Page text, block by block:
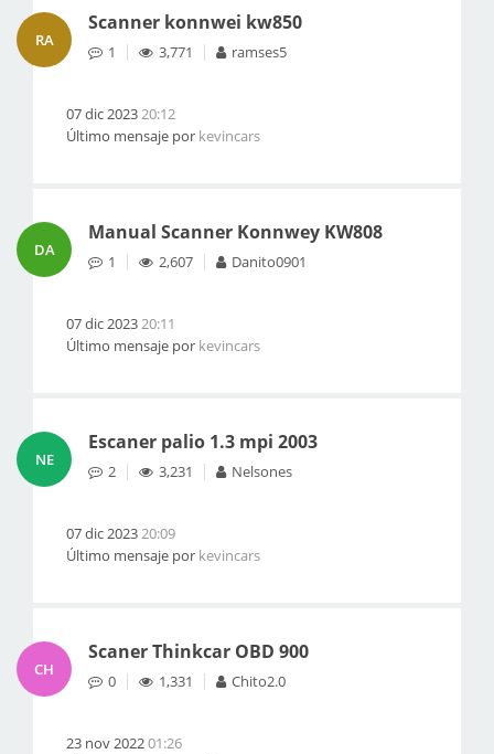
RA
Scanner konnwei kw850
1 3,771 ramses5
07 dic 202320:12
Último mensaje por kevincars
DA
Manual Scanner Konnwey KW808
1 2,607 Danito0901
07 dic 202320:11
Último mensaje por kevincars
NE
Escaner palio 1.3 mpi 2003
2 3,231 Nelsones
07 dic 202320:09
Último mensaje por kevincars
CH
Scaner Thinkcar OBD 900
0 1,331 Chito2.0
23 nov 202201:26